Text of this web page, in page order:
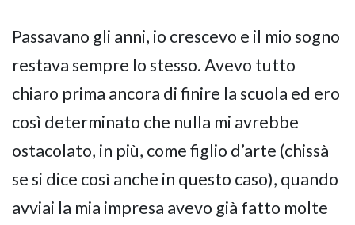
Passavano gli anni, io crescevo e il mio sogno
restava sempre lo stesso. Avevo tutto
chiaro prima ancora di finire la scuola ed ero
così determinato che nulla mi avrebbe
ostacolato, in più, come figlio d’arte (chissà
se si dice così anche in questo caso), quando
avviai la mia impresa avevo già fatto molte